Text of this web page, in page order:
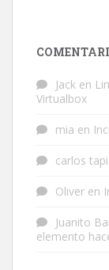
Jack en
Virtualbox
mia en
carlos
Oliver en
Juanito
elemento